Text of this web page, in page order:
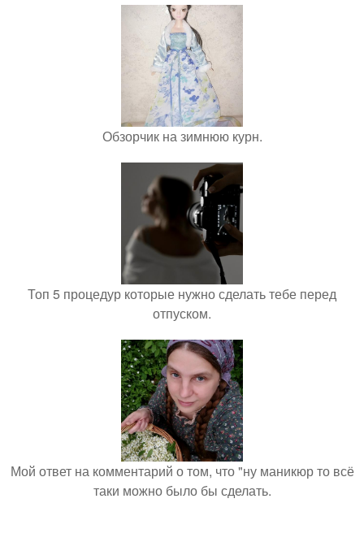
Обзорчик на зимнюю курн.
Топ 5 процедур которые нужно сделать тебе перед
отпуском.
Мой ответ на комментарий о том, что "ну маникюр то всё
таки можно было бы сделать.